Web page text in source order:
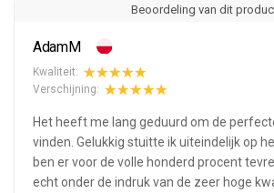
Beoordeling van dit
AdamM
Kwaliteit:
Verschijning:
Het heeft me lang geduurd om de
vinden. Gelukkig stuitte ik uiteindelijk op
ben er voor de volle honderd procent
echt onder de indruk van de zeer hoge